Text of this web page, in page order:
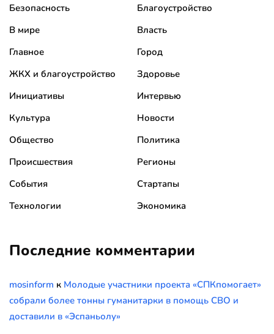
Безопасность
Благоустройство
В мире
Власть
Главное
Город
ЖКХ и благоустройство
Здоровье
Инициативы
Интервью
Культура
Новости
Общество
Политика
Происшествия
Регионы
События
Стартапы
Технологии
Экономика
Последние комментарии
mosinform к Молодые участники проекта «СПКпомогает»
собрали более тонны гуманитарки в помощь СВО и
доставили в «Эспаньолу»